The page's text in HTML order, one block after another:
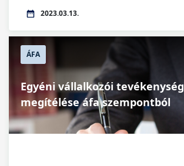
2023.03.13.
ÁFA
Egyéni vállalkozói tevékenység
megítélése áfa szempontból